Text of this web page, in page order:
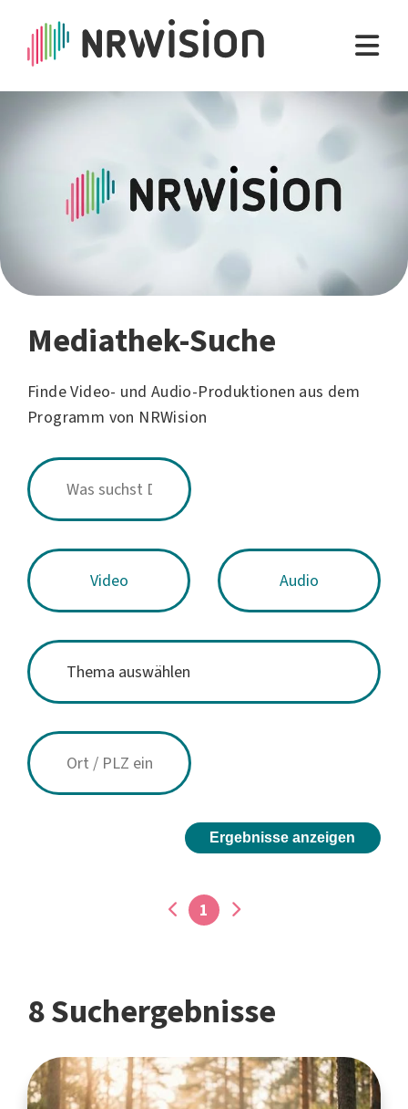
Mediathek-Suche
Finde Video- und Audio-Produktionen aus dem
Programm von NRWision
Video Audio
Ergebnisse anzeigen
1
8 Suchergebnisse